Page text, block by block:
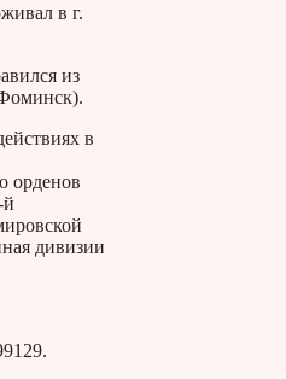
в г.
из
в
орденов
й
дивизии